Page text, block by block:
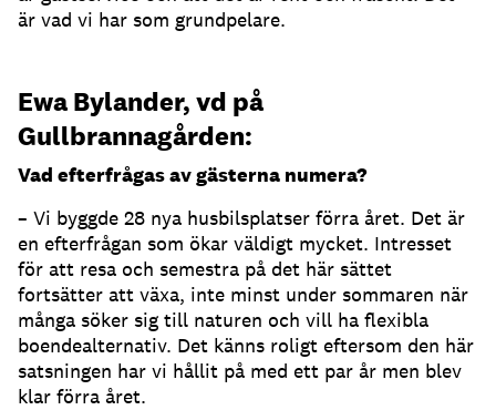
är vad vi har som grundpelare.
Ewa Bylander, vd på
Gullbrannagården:
Vad efterfrågas av gästerna numera?
– Vi byggde 28 nya husbilsplatser förra året. Det är
en efterfrågan som ökar väldigt mycket. Intresset
för att resa och semestra på det här sättet
fortsätter att växa, inte minst under sommaren när
många söker sig till naturen och vill ha flexibla
boendealternativ. Det känns roligt eftersom den här
satsningen har vi hållit på med ett par år men blev
klar förra året.